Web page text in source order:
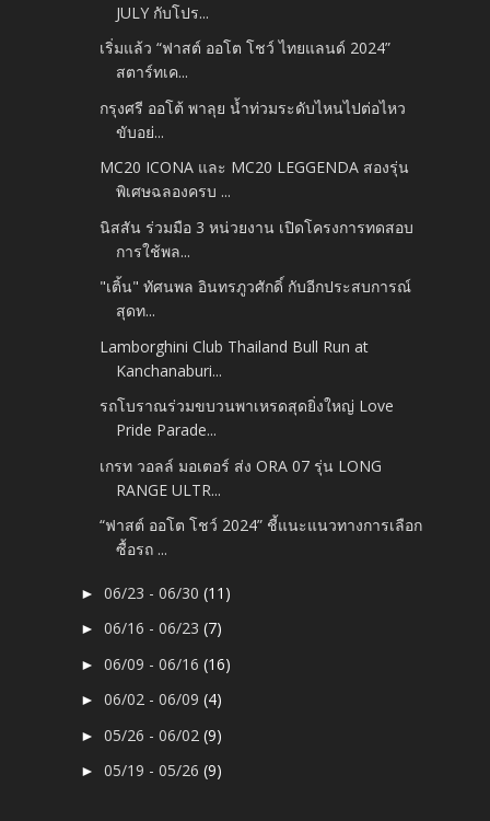
JULY กับโปร...
เริ่มแล้ว “ฟาสต์ ออโต โชว์ ไทยแลนด์ 2024”
สตาร์ทเค...
กรุงศรี ออโต้ พาลุย น้ำท่วมระดับไหนไปต่อไหว
ขับอย่...
MC20 ICONA และ MC20 LEGGENDA สองรุ่น
พิเศษฉลองครบ ...
นิสสัน ร่วมมือ 3 หน่วยงาน เปิดโครงการทดสอบ
การใช้พล...
"เติ้น" ทัศนพล อินทรภูวศักดิ์ กับอีกประสบการณ์
สุดท...
Lamborghini Club Thailand Bull Run at
Kanchanaburi...
รถโบราณร่วมขบวนพาเหรดสุดยิ่งใหญ่ Love
Pride Parade...
เกรท วอลล์ มอเตอร์ ส่ง ORA 07 รุ่น LONG
RANGE ULTR...
“ฟาสต์ ออโต โชว์ 2024” ชี้แนะแนวทางการเลือก
ซื้อรถ ...
►06/23 - 06/30(11)
►06/16 - 06/23(7)
►06/09 - 06/16(16)
►06/02 - 06/09(4)
►05/26 - 06/02(9)
►05/19 - 05/26(9)